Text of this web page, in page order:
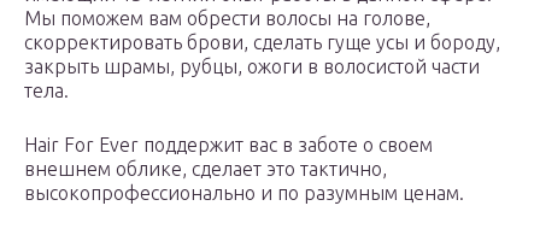
Мы поможем вам обрести волосы на голове,
скорректировать брови, сделать гуще усы и бороду,
закрыть шрамы, рубцы, ожоги в волосистой части
тела.
Hair For Ever поддержит вас в заботе о своем
внешнем облике, сделает это тактично,
высокопрофессионально и по разумным ценам.